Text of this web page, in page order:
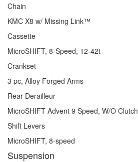
Chain
KMC X8 w/ Missing Link™
Cassette
MicroSHIFT, 8-Speed, 12-42t
Crankset
3 pc, Alloy Forged Arms
Rear Derailleur
MicroSHIFT Advent 9 Speed, W/O Clutch
Shift Levers
MicroSHIFT, 8-speed
Suspension